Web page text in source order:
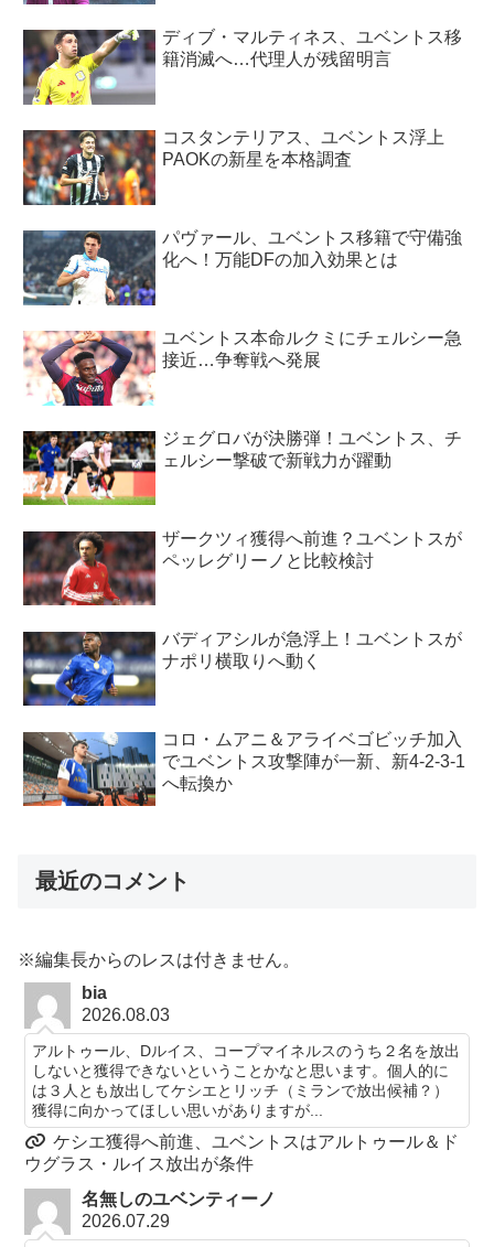
ディブ・マルティネス、ユベントス移
籍消滅へ…代理人が残留明言
コスタンテリアス、ユベントス浮上
PAOKの新星を本格調査
パヴァール、ユベントス移籍で守備強
化へ！万能DFの加入効果とは
ユベントス本命ルクミにチェルシー急
接近…争奪戦へ発展
ジェグロバが決勝弾！ユベントス、チ
ェルシー撃破で新戦力が躍動
ザークツィ獲得へ前進？ユベントスが
ペッレグリーノと比較検討
バディアシルが急浮上！ユベントスが
ナポリ横取りへ動く
コロ・ムアニ＆アライベゴビッチ加入
でユベントス攻撃陣が一新、新4-2-3-1
へ転換か
最近のコメント
※編集長からのレスは付きません。
bia
2026.08.03
アルトゥール、Dルイス、コープマイネルスのうち２名を放出
しないと獲得できないということかなと思います。個人的に
は３人とも放出してケシエとリッチ（ミランで放出候補？）
獲得に向かってほしい思いがありますが...
ケシエ獲得へ前進、ユベントスはアルトゥール＆ド
ウグラス・ルイス放出が条件
名無しのユベンティーノ
2026.07.29